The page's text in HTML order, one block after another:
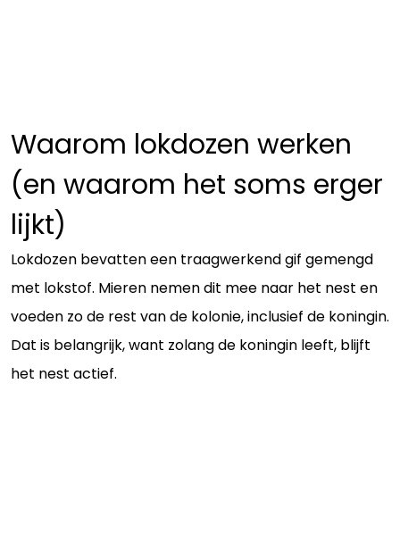
Waarom lokdozen werken
(en waarom het soms erger
lijkt)
Lokdozen bevatten een traagwerkend gif gemengd
met lokstof. Mieren nemen dit mee naar het nest en
voeden zo de rest van de kolonie, inclusief de koningin.
Dat is belangrijk, want zolang de koningin leeft, blijft
het nest actief.